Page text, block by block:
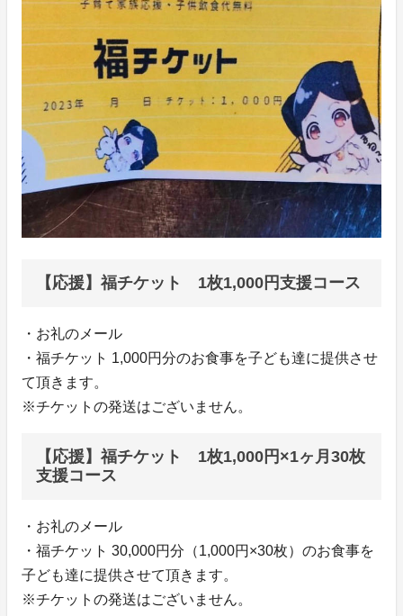
【応援】福チケット 1枚1,000円支援コース
・お礼のメール
・福チケット 1,000円分のお食事を子ども達に提供させ
て頂きます。
※チケットの発送はございません。
【応援】福チケット 1枚1,000円×1ヶ月30枚
支援コース
・お礼のメール
・福チケット 30,000円分（1,000円×30枚）のお食事を
子ども達に提供させて頂きます。
※チケットの発送はございません。